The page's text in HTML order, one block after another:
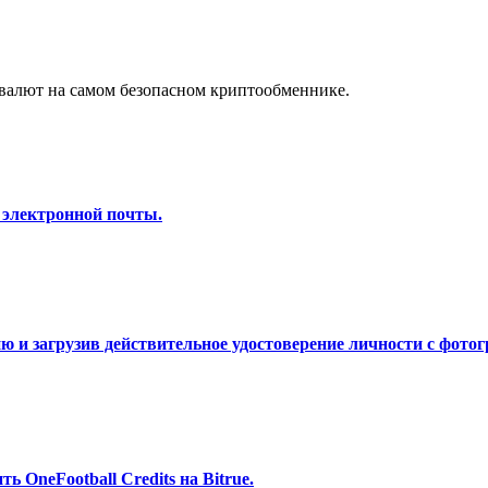
трейдинг
т. д.
на самом безопасном криптообменнике.
почты.
загрузив действительное удостоверение личности с
OneFootball Credits на Bitrue.